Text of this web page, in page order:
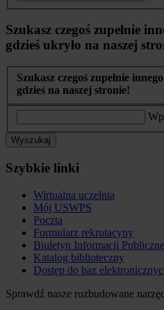
Szukasz czegoś zupełnie
gdzieś ukryło na naszej
Szukasz czegoś zupełnie
gdzieś na naszej stronie!
Wyszukaj
Szybkie linki
Wirtualna uczelnia
Mój USWPS
Poczta
Formularz rekrutacyny
Biuletyn Informacji
Katalog biblioteczny
Dostęp do baz
Sprawdź nasze rozbudowane